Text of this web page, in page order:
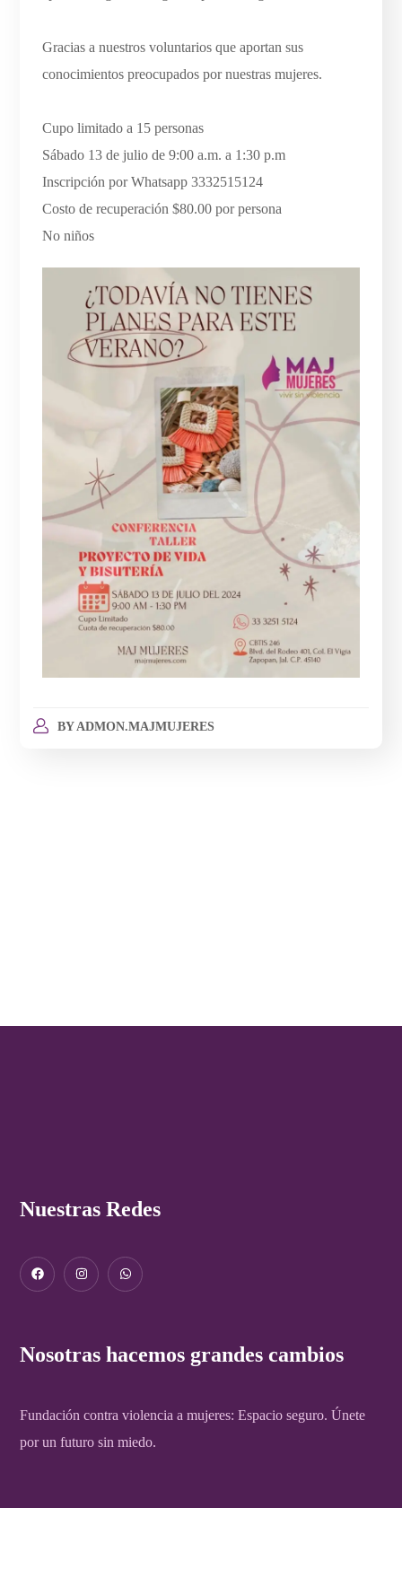
Gracias a nuestros voluntarios que aportan sus
conocimientos preocupados por nuestras mujeres.
Cupo limitado a 15 personas
Sábado 13 de julio de 9:00 a.m. a 1:30 p.m
Inscripción por Whatsapp 3332515124
Costo de recuperación $80.00 por persona
No niños
BYADMON.MAJMUJERES
Nuestras Redes
Nosotras hacemos grandes cambios
Fundación contra violencia a mujeres: Espacio seguro. Únete
por un futuro sin miedo.